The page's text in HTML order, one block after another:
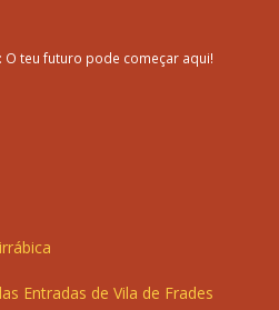
teu futuro pode começar aqui!
Entradas de Vila de Frades